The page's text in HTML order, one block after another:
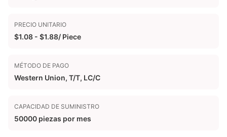
PRECIO UNITARIO
$1.08 - $1.88/ Piece
MÉTODO DE PAGO
Western Union, T/T, LC/C
CAPACIDAD DE SUMINISTRO
50000 piezas por mes